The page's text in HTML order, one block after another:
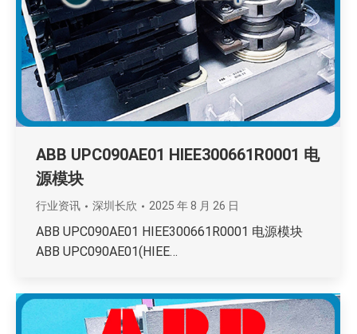
ABB UPC090AE01 HIEE300661R0001 电
源模块
行业资讯 深圳长欣 2025 年 8 月 26 日
ABB UPC090AE01 HIEE300661R0001 电源模块
ABB UPC090AE01(HIEE…